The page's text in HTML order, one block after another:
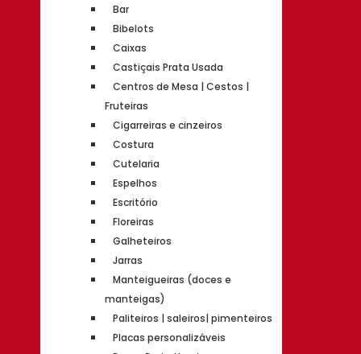
Bar
Bibelots
Caixas
Castiçais Prata Usada
Centros de Mesa | Cestos |
Fruteiras
Cigarreiras e cinzeiros
Costura
Cutelaria
Espelhos
Escritório
Floreiras
Galheteiros
Jarras
Manteigueiras (doces e
manteigas)
Paliteiros | saleiros| pimenteiros
Placas personalizáveis